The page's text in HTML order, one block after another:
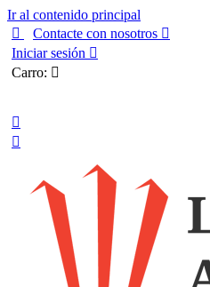
Ir al contenido principal

Contacte con nosotros 
Iniciar sesión 
Carro: 

